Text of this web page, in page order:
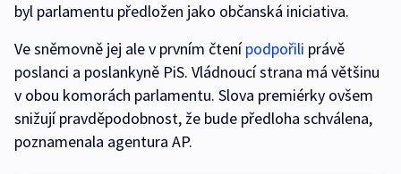
byl parlamentu předložen jako občanská iniciativa.
Ve sněmovně jej ale v prvním čtenípodpořili právě
poslanci a poslankyně PiS. Vládnoucí strana má většinu
v obou komorách parlamentu. Slova premiérky ovšem
snižují pravděpodobnost, že bude předloha schválena,
poznamenala agentura AP.